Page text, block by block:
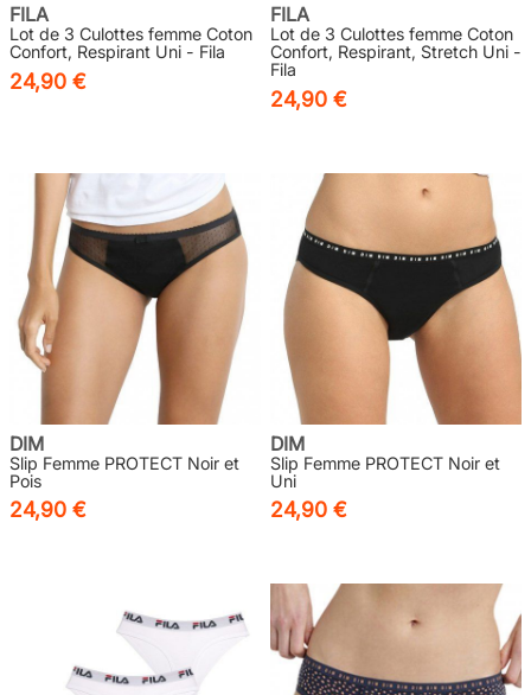
FILA
Lot de 3 Culottes femme Coton
Confort, Respirant Uni - Fila
24,90 €
FILA
Lot de 3 Culottes femme Coton
Confort, Respirant, Stretch Uni -
Fila
24,90 €
DIM
Slip Femme PROTECT Noir et
Pois
24,90 €
DIM
Slip Femme PROTECT Noir et
Uni
24,90 €